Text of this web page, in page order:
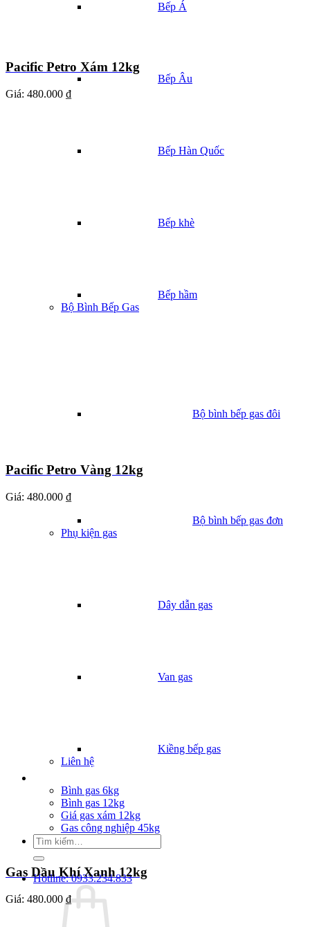
Bếp Á
Bếp Âu
Bếp Hàn Quốc
Bếp khè
Bếp hầm
Bộ Bình Bếp Gas
Bộ bình bếp gas đôi
Bộ bình bếp gas đơn
Phụ kiện gas
Dây dẫn gas
Van gas
Kiềng bếp gas
Liên hệ
Bình gas 6kg
Bình gas 12kg
Giá gas xám 12kg
Gas công nghiệp 45kg
Tìm
kiếm:
Hotline: 0933.234.833
Pacific Petro Xám 12kg
Giá: 480.000 ₫
Pacific Petro Vàng 12kg
Giá: 480.000 ₫
Gas Dầu Khí Xanh 12kg
Giá: 480.000 ₫